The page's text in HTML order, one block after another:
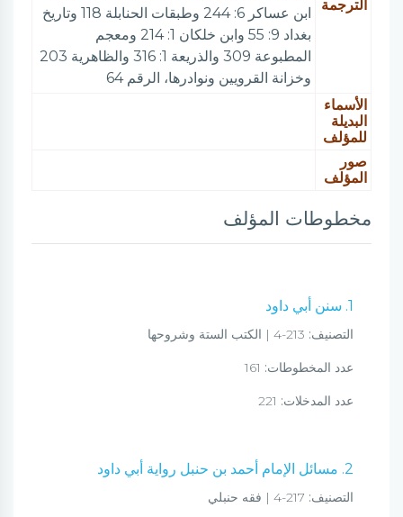
الترجمة
ابن عساكر 6: 244 وطبقات الحنابلة 118 وتاريخ
بغداد 9: 55 وابن خلكان 1: 214 ومعجم
المطبوعة 309 والذريعة 1: 316 والظاهرية 203
وخزانة القرويين ونوادرها، الرقم 64
الأسماء
البديلة
للمؤلف
صور
المؤلف
مخطوطات المؤلف
1. سنن أبي داود
التصنيف:
عدد المخطوطات:
عدد المدخلات:
2. مسائل الإمام أحمد بن حنبل رواية أبي داود
التصنيف: